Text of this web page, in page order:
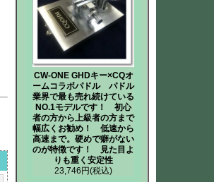
CW-ONE GHDキー×CQオ
ームコラボパドル パドル
業界で最も売れ続けている
NO.1モデルです！ 初心
者の方から上級者の方まで
幅広くお勧め！ 低速から
高速まで。硬めで癖がない
のが特徴です！ 見た目よ
りも重く安定性
23,746円(税込)